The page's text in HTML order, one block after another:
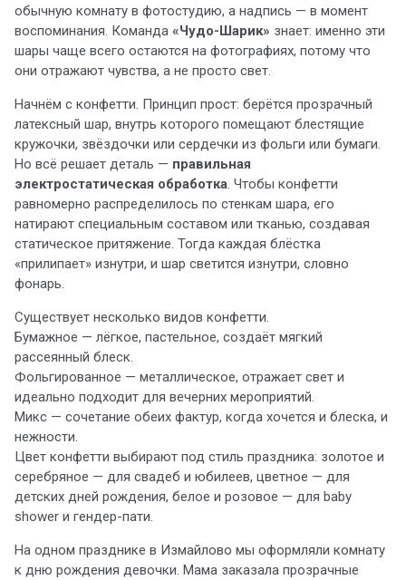
обычную комнату в фотостудию, а надпись — в момент
воспоминания. Команда «Чудо-Шарик» знает: именно эти
шары чаще всего остаются на фотографиях, потому что
они отражают чувства, а не просто свет.
Начнём с конфетти. Принцип прост: берётся прозрачный
латексный шар, внутрь которого помещают блестящие
кружочки, звёздочки или сердечки из фольги или бумаги.
Но всё решает деталь — правильная
электростатическая обработка. Чтобы конфетти
равномерно распределилось по стенкам шара, его
натирают специальным составом или тканью, создавая
статическое притяжение. Тогда каждая блёстка
«прилипает» изнутри, и шар светится изнутри, словно
фонарь.
Существует несколько видов конфетти.
Бумажное — лёгкое, пастельное, создаёт мягкий
рассеянный блеск.
Фольгированное — металлическое, отражает свет и
идеально подходит для вечерних мероприятий.
Микс — сочетание обеих фактур, когда хочется и блеска, и
нежности.
Цвет конфетти выбирают под стиль праздника: золотое и
серебряное — для свадеб и юбилеев, цветное — для
детских дней рождения, белое и розовое — для baby
shower и гендер-пати.
На одном празднике в Измайлово мы оформляли комнату
к дню рождения девочки. Мама заказала прозрачные